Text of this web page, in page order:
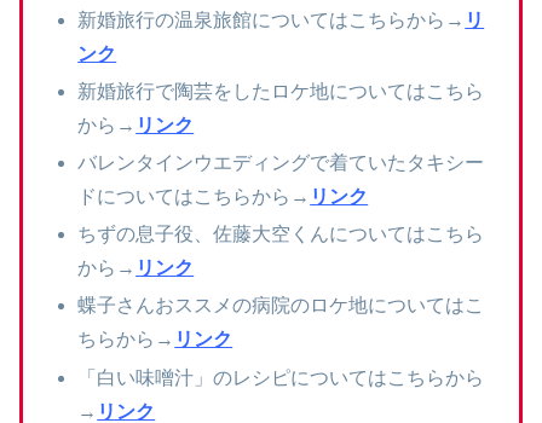
新婚旅行の温泉旅館についてはこちらから→ リ
ンク
新婚旅行で陶芸をしたロケ地についてはこちら
から→ リンク
バレンタインウエディングで着ていたタキシー
ドについてはこちらから→ リンク
ちずの息子役、佐藤大空くんについてはこちら
から→ リンク
蝶子さんおススメの病院のロケ地についてはこ
ちらから→ リンク
「白い味噌汁」のレシピについてはこちらから
→ リンク